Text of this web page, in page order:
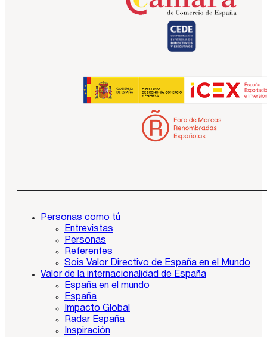
Personas como tú
Entrevistas
Personas
Referentes
Sois Valor Directivo de España en el Mundo
Valor de la internacionalidad de España
España en el mundo
España
Impacto Global
Radar España
Inspiración